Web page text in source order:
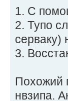
1. С
2. Тупо
серваку)
3.
Похожий
нвзипа.